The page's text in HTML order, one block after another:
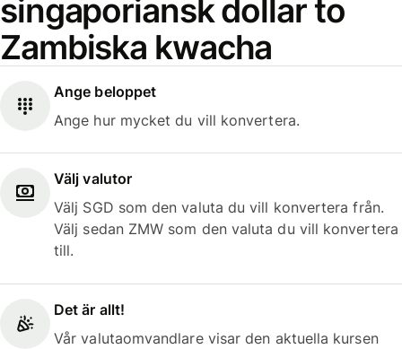
singaporiansk dollar to
Zambiska kwacha
Ange beloppet
Ange hur mycket du vill konvertera.
Välj valutor
Välj SGD som den valuta du vill konvertera från.
Välj sedan ZMW som den valuta du vill konvertera
till.
Det är allt!
Vår valutaomvandlare visar den aktuella kursen